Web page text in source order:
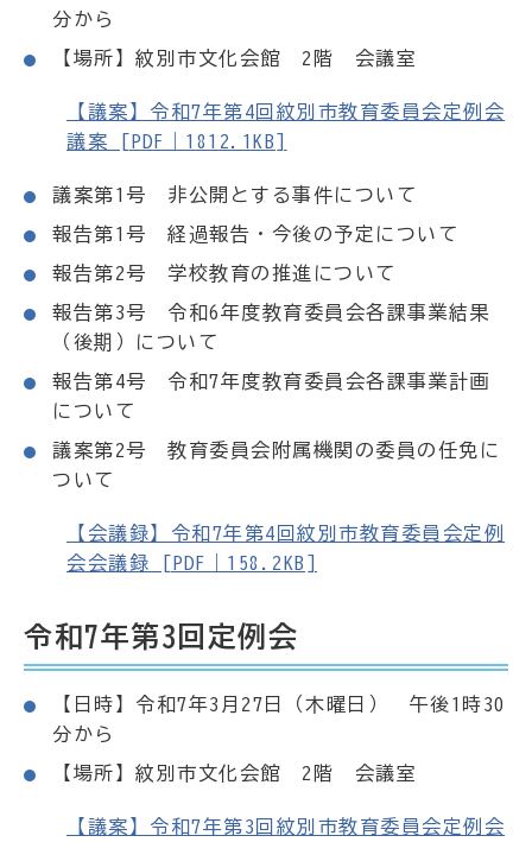
分から
【場所】紋別市文化会館 2階 会議室
【議案】令和7年第4回紋別市教育委員会定例会
議案 [PDF｜1812.1KB]
議案第1号 非公開とする事件について
報告第1号 経過報告・今後の予定について
報告第2号 学校教育の推進について
報告第3号 令和6年度教育委員会各課事業結果
（後期）について
報告第4号 令和7年度教育委員会各課事業計画
について
議案第2号 教育委員会附属機関の委員の任免に
ついて
【会議録】令和7年第4回紋別市教育委員会定例
会会議録 [PDF｜158.2KB]
令和7年第3回定例会
【日時】令和7年3月27日（木曜日） 午後1時30
分から
【場所】紋別市文化会館 2階 会議室
【議案】令和7年第3回紋別市教育委員会定例会